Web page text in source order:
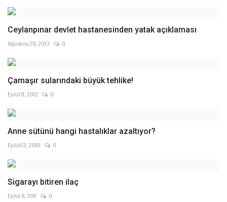
Ceylanpınar devlet hastanesinden yatak açıklaması
Ağustos 28, 2013 0
Çamaşır sularındaki büyük tehlike!
Eylül 11, 2012 0
Anne sütünü hangi hastalıklar azaltıyor?
Eylül 13, 2010 0
Sigarayı bitiren ilaç
Eylül 8, 2011 0